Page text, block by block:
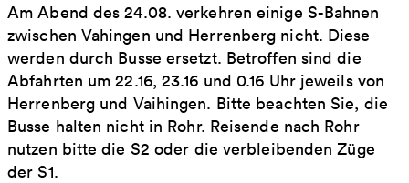
Am Abend des 24.08. verkehren einige S-Bahnen
zwischen Vahingen und Herrenberg nicht. Diese
werden durch Busse ersetzt. Betroffen sind die
Abfahrten um 22.16, 23.16 und 0.16 Uhr jeweils von
Herrenberg und Vaihingen. Bitte beachten Sie, die
Busse halten nicht in Rohr. Reisende nach Rohr
nutzen bitte die S2 oder die verbleibenden Züge
der S1.